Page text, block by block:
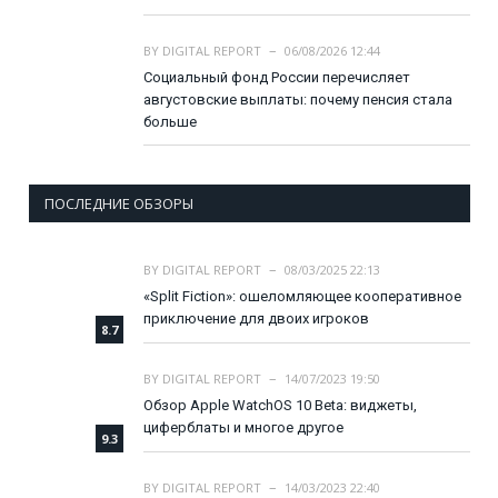
BY DIGITAL REPORT
06/08/2026 12:44
Социальный фонд России перечисляет
августовские выплаты: почему пенсия стала
больше
ПОСЛЕДНИЕ ОБЗОРЫ
8.7
BY DIGITAL REPORT
08/03/2025 22:13
«Split Fiction»: ошеломляющее кооперативное
приключение для двоих игроков
9.3
BY DIGITAL REPORT
14/07/2023 19:50
Обзор Apple WatchOS 10 Beta: виджеты,
циферблаты и многое другое
BY DIGITAL REPORT
14/03/2023 22:40